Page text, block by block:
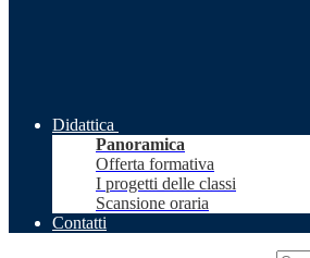
Didattica
Panoramica
Offerta formativa
I progetti delle classi
Scansione oraria
Contatti